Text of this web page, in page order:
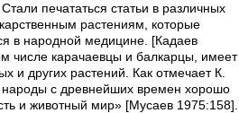
печататься статьи в различных
растениям, которые
в народной медицине. [Кадаев
числе карачаевцы и балкарцы, имеет
и других растений. Как отмечает К.
с древнейших времен хорошо
и животный мир» [Мусаев 1975:158].